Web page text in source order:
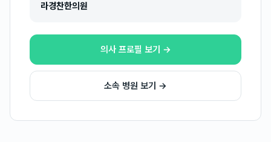
라경찬한의원
의사 프로필 보기 →
소속 병원 보기 →